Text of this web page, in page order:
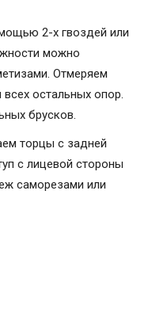
2-х гвоздей или
можно
Отмеряем
остальных опор.
брусков.
торцы с задней
с лицевой стороны
саморезами или